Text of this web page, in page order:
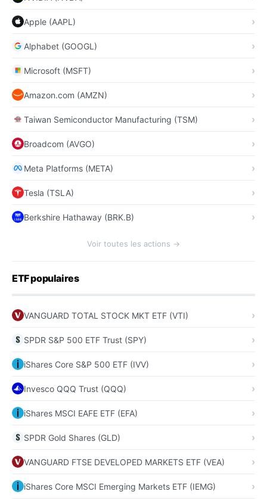
Apple (AAPL)
Alphabet (GOOGL)
Microsoft (MSFT)
Amazon.com (AMZN)
Taiwan Semiconductor Manufacturing (TSM)
Broadcom (AVGO)
Meta Platforms (META)
Tesla (TSLA)
Berkshire Hathaway (BRK.B)
Voir toutes les actions →
ETF populaires
VANGUARD TOTAL STOCK MKT ETF (VTI)
SPDR S&P 500 ETF Trust (SPY)
iShares Core S&P 500 ETF (IVV)
Invesco QQQ Trust (QQQ)
iShares MSCI EAFE ETF (EFA)
SPDR Gold Shares (GLD)
VANGUARD FTSE DEVELOPED MARKETS ETF (VEA)
iShares Core MSCI Emerging Markets ETF (IEMG)